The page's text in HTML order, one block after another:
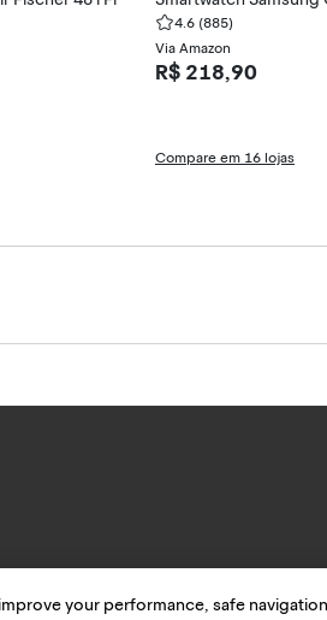
4.6 (885)
Via Amazon
R$ 218,90
Compare em 16 lojas
your performance, safe